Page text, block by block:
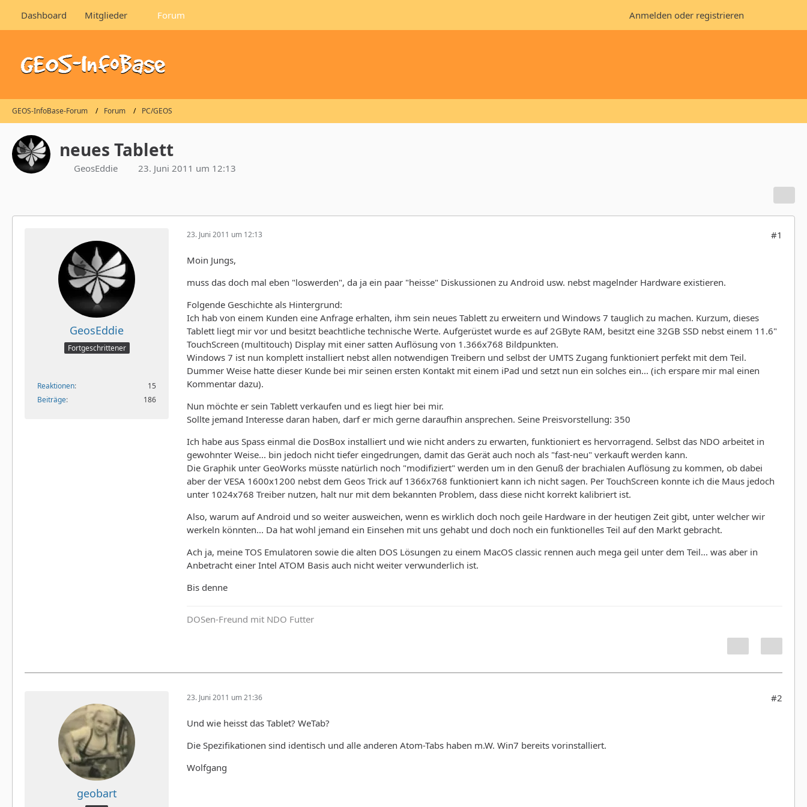
Dashboard Mitglieder Forum Anmelden oder registrieren
GEOS-InfoBase-Forum Forum PC/GEOS
neues Tablett
GeosEddie 23. Juni 2011 um 12:13
GeosEddie
Fortgeschrittener
Reaktionen
15
Beiträge
186
23. Juni 2011 um 12:13 #1
Moin Jungs,
muss das doch mal eben "loswerden", da ja ein paar "heisse" Diskussionen zu Android usw. nebst magelnder Hardware existieren.
Folgende Geschichte als Hintergrund:
Ich hab von einem Kunden eine Anfrage erhalten, ihm sein neues Tablett zu erweitern und Windows 7 tauglich zu machen. Kurzum, dieses
Tablett liegt mir vor und besitzt beachtliche technische Werte. Aufgerüstet wurde es auf 2GByte RAM, besitzt eine 32GB SSD nebst einem 11.6"
TouchScreen (multitouch) Display mit einer satten Auflösung von 1.366x768 Bildpunkten.
Windows 7 ist nun komplett installiert nebst allen notwendigen Treibern und selbst der UMTS Zugang funktioniert perfekt mit dem Teil.
Dummer Weise hatte dieser Kunde bei mir seinen ersten Kontakt mit einem iPad und setzt nun ein solches ein... (ich erspare mir mal einen
Kommentar dazu).
Nun möchte er sein Tablett verkaufen und es liegt hier bei mir.
Sollte jemand Interesse daran haben, darf er mich gerne daraufhin ansprechen. Seine Preisvorstellung: 350
Ich habe aus Spass einmal die DosBox installiert und wie nicht anders zu erwarten, funktioniert es hervorragend. Selbst das NDO arbeitet in
gewohnter Weise... bin jedoch nicht tiefer eingedrungen, damit das Gerät auch noch als "fast-neu" verkauft werden kann.
Die Graphik unter GeoWorks müsste natürlich noch "modifiziert" werden um in den Genuß der brachialen Auflösung zu kommen, ob dabei
aber der VESA 1600x1200 nebst dem Geos Trick auf 1366x768 funktioniert kann ich nicht sagen. Per TouchScreen konnte ich die Maus jedoch
unter 1024x768 Treiber nutzen, halt nur mit dem bekannten Problem, dass diese nicht korrekt kalibriert ist.
Also, warum auf Android und so weiter ausweichen, wenn es wirklich doch noch geile Hardware in der heutigen Zeit gibt, unter welcher wir
werkeln könnten... Da hat wohl jemand ein Einsehen mit uns gehabt und doch noch ein funktionelles Teil auf den Markt gebracht.
Ach ja, meine TOS Emulatoren sowie die alten DOS Lösungen zu einem MacOS classic rennen auch mega geil unter dem Teil... was aber in
Anbetracht einer Intel ATOM Basis auch nicht weiter verwunderlich ist.
Bis denne
DOSen-Freund mit NDO Futter
geobart
23. Juni 2011 um 21:36 #2
Und wie heisst das Tablet? WeTab?
Die Spezifikationen sind identisch und alle anderen Atom-Tabs haben m.W. Win7 bereits vorinstalliert.
Wolfgang